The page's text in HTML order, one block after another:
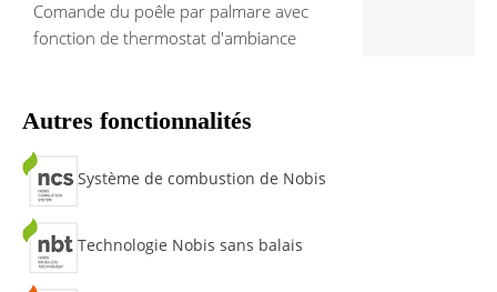
Comande du poêle par palmare avec
fonction de thermostat d'ambiance
Autres fonctionnalités
Système de combustion de Nobis
Technologie Nobis sans balais